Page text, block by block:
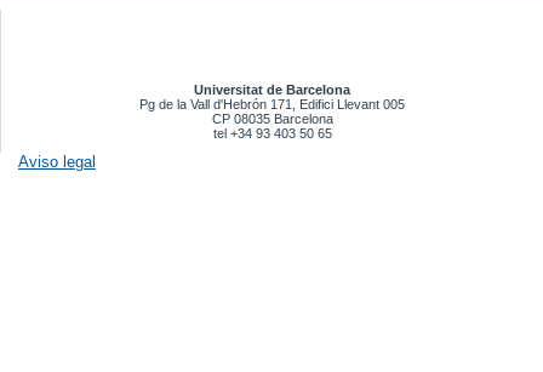
Universitat de Barcelona
Pg de la Vall d'Hebrón 171, Edifici Llevant 005
CP 08035 Barcelona
tel +34 93 403 50 65
Aviso legal